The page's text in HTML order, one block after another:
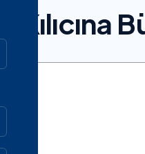
Kılıcına